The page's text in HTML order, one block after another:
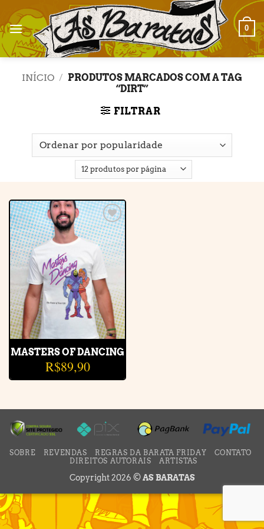
to
content
0
INÍCIO / PRODUTOS MARCADOS COM A TAG
“DIRT”
FILTRAR
Adicionar
à lista de
desejos
MASTERS OF DANCING
R$89,90
SOBRE REVENDAS REGRAS DA BARATA FRIDAY
CONTATO
DIREITOS AUTORAIS
ARTISTAS
Copyright 2026 ©AS BARATAS